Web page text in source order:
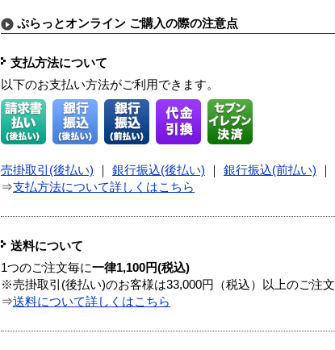
ぷらっとオンライン ご購入の際の注意点
支払方法について
以下のお支払い方法がご利用できます。
売掛取引(後払い) 銀行振込(後払い) 銀行振込(前払い)
⇒支払方法について詳しくはこちら
送料について
1つのご注文毎に一律1,100円(税込)
※売掛取引(後払い)のお客様は33,000円（税込）以上のご注文
⇒送料について詳しくはこちら